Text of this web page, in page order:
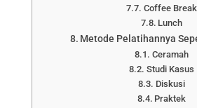
Coffee Break
Lunch
Metode Pelatihannya
Ceramah
Studi Kasus
Diskusi
Praktek